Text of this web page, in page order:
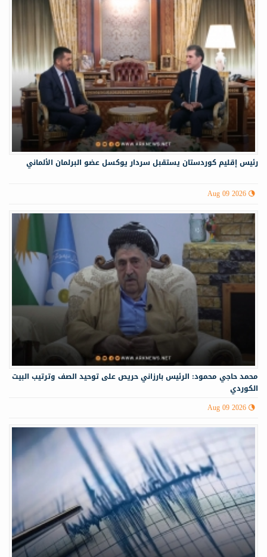
رئيس إقليم كوردستان يستقبل سردار يوكسل عضو البرلمان الألماني
Aug 09 2026
محمد حاجي محمود: الرئيس بارزاني حريص على توحيد الصف وترتيب البيت
الكوردي
Aug 09 2026